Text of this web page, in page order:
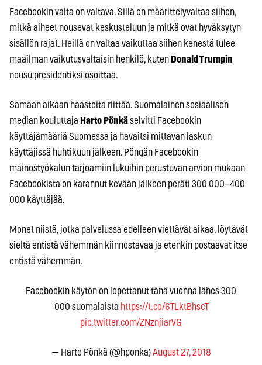
Facebookin valta on valtava. Sillä on määrittelyvaltaa siihen,
mitkä aiheet nousevat keskusteluun ja mitkä ovat hyväksytyn
sisällön rajat. Heillä on valtaa vaikuttaa siihen kenestä tulee
maailman vaikutusvaltaisin henkilö, kuten Donald Trumpin
nousu presidentiksi osoittaa.
Samaan aikaan haasteita riittää. Suomalainen sosiaalisen
median kouluttaja Harto Pönkäselvitti Facebookin
käyttäjämääriä Suomessa ja havaitsi mittavan laskun
käyttäjissä huhtikuun jälkeen. Pöngän Facebookin
mainostyökalun tarjoamiin lukuihin perustuvan arvion mukaan
Facebookista on karannut kevään jälkeen peräti 300 000–400
000 käyttäjää.
Monet niistä, jotka palvelussa edelleen viettävät aikaa, löytävät
sieltä entistä vähemmän kiinnostavaa ja etenkin postaavat itse
entistä vähemmän.
Facebookin käytön on lopettanut tänä vuonna lähes 300
000 suomalaista https://t.co/6TLktBhscT
pic.twitter.com/ZNznjiarVG
— Harto Pönkä (@hponka)August 27, 2018